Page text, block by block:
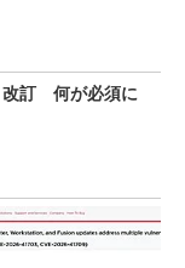
改訂 何が必須に